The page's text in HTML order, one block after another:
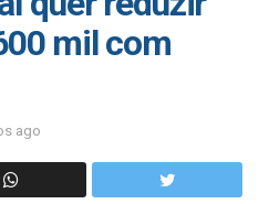
mil com
ago